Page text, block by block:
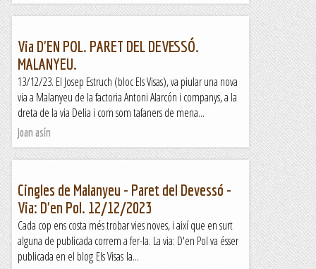
Via D'EN POL. PARET DEL DEVESSÓ.
MALANYEU.
13/12/23. El Josep Estruch (bloc Els Visas), va piular una nova
via a Malanyeu de la factoria Antoni Alarcón i companys, a la
dreta de la via Delia i com som tafaners de mena...
Joan asín
Cingles de Malanyeu - Paret del Devessó -
Via: D'en Pol. 12/12/2023
Cada cop ens costa més trobar vies noves, i així que en surt
alguna de publicada correm a fer-la. La via: D'en Pol va ésser
publicada en el blog Els Visas la...